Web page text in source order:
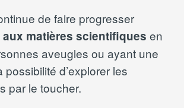
de faire progresser
matières scientifiques en
aveugles ou ayant une
d’explorer les
par le toucher.